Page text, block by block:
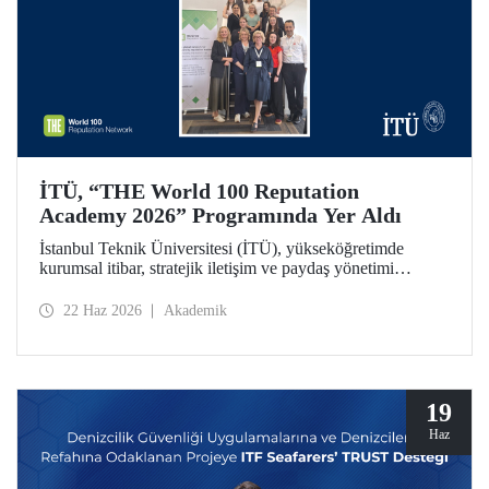
İTÜ, “THE World 100 Reputation
Academy 2026” Programında Yer Aldı
İstanbul Teknik Üniversitesi (İTÜ), yükseköğretimde
kurumsal itibar, stratejik iletişim ve paydaş yönetimi
World 100 Reputation Network tarafından düzenlenen
22 Haz 2026 Akademik
19
Haz